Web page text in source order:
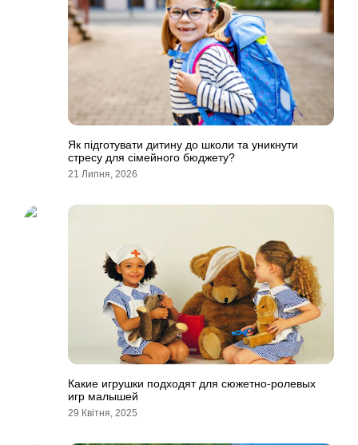
Як підготувати дитину до школи та уникнути
стресу для сімейного бюджету?
21 Липня, 2026
Какие игрушки подходят для сюжетно-ролевых
игр малышей
29 Квітня, 2025